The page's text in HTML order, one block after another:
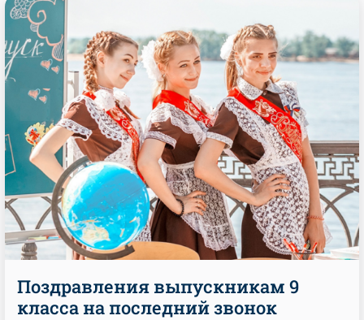
Поздравления выпускникам 9
класса на последний звонок